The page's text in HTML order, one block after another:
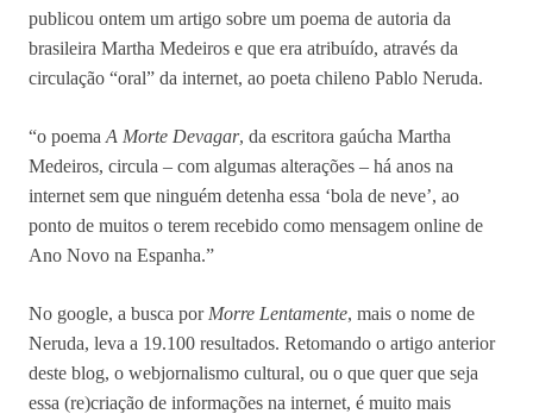
publicou ontem um artigo sobre um poema de autoria da
brasileira Martha Medeiros e que era atribuído, através da
circulação “oral” da internet, ao poeta chileno Pablo Neruda.
“o poema A Morte Devagar, da escritora gaúcha Martha
Medeiros, circula – com algumas alterações – há anos na
internet sem que ninguém detenha essa ‘bola de neve’, ao
ponto de muitos o terem recebido como mensagem online de
Ano Novo na Espanha.”
No google, a busca por Morre Lentamente, mais o nome de
Neruda, leva a 19.100 resultados. Retomando o artigo anterior
deste blog, o webjornalismo cultural, ou o que quer que seja
essa (re)criação de informações na internet, é muito mais